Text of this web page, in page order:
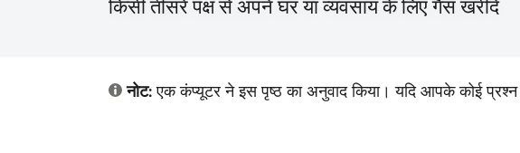
किसी तीसरे पक्ष से अपने घर या व्यवसाय के लिए गैस खरीदें
नोट:एक कंप्यूटर ने इस पृष्ठ का अनुवाद किया। यदि आपके कोई प्रश्न